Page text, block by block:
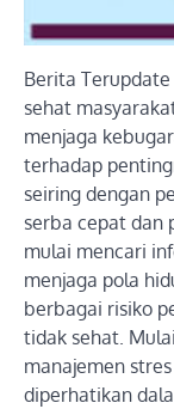
Berita
sehat
menjaga
terhadap
seiring dengan
serba cepat dan
mulai mencari
menjaga pola
berbagai risiko
tidak sehat.
manajemen
diperhatikan